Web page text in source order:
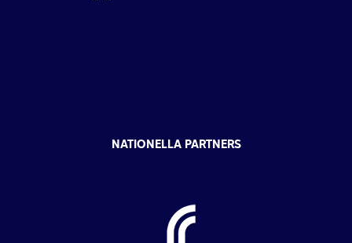
NATIONELLA PARTNERS